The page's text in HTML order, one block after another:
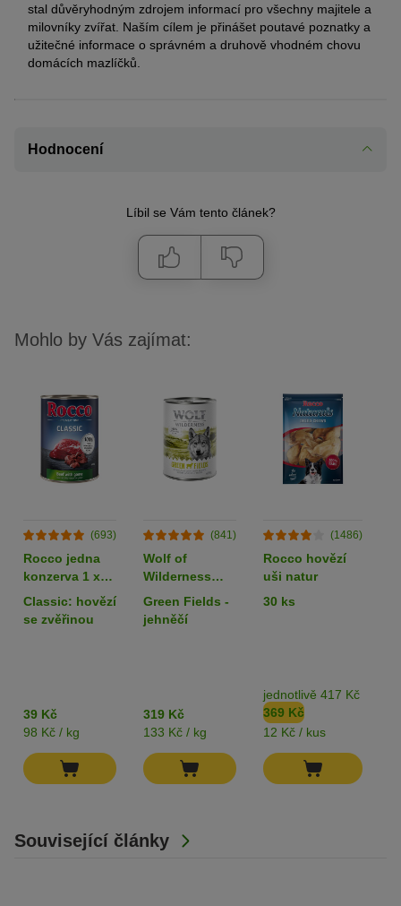
stal důvěryhodným zdrojem informací pro všechny majitele a
milovníky zvířat. Naším cílem je přinášet poutavé poznatky a
užitečné informace o správném a druhově vhodném chovu
domácích mazlíčků.
Hodnocení
Líbil se Vám tento článek?
Související články
Mohlo by Vás zajímat:
(693)
Rocco jedna
konzerva 1 x
400 g
Classic: hovězí
se zvěřinou
39 Kč
98 Kč / kg
(841)
Wolf of
Wilderness
Adult 6 x 400 g
- single protein
Green Fields -
jehněčí
319 Kč
133 Kč / kg
(1486)
Rocco hovězí
uši natur
30 ks
jednotlivě 417 Kč
369 Kč
12 Kč / kus